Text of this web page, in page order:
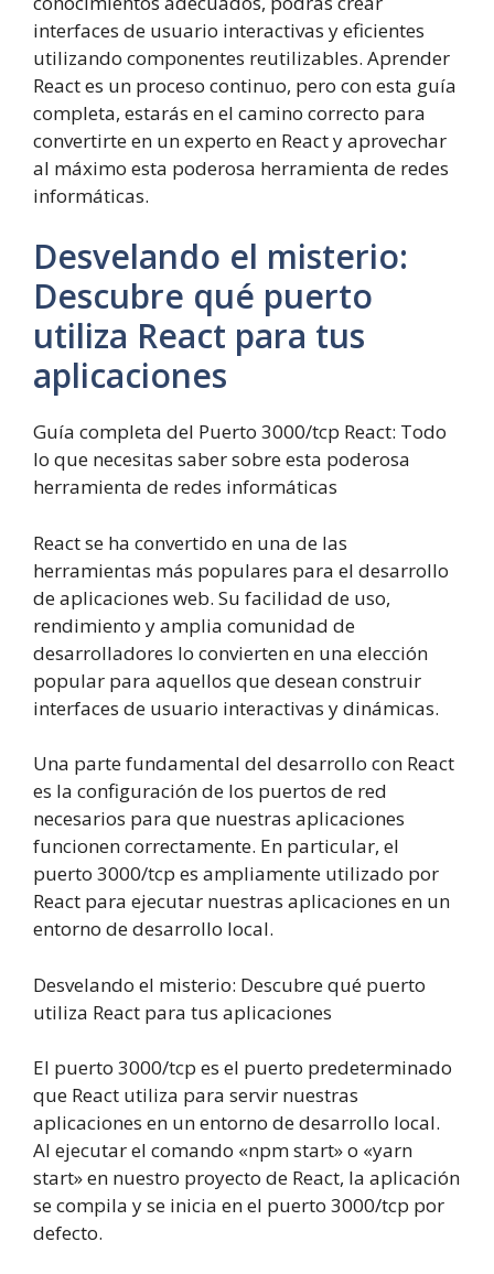
interfaces de usuario interactivas y eficientes
utilizando componentes reutilizables. Aprender
React es un proceso continuo, pero con esta guía
completa, estarás en el camino correcto para
convertirte en un experto en React y aprovechar
al máximo esta poderosa herramienta de redes
informáticas.
Desvelando el misterio:
Descubre qué puerto
utiliza React para tus
aplicaciones
Guía completa del Puerto 3000/tcp React: Todo
lo que necesitas saber sobre esta poderosa
herramienta de redes informáticas
React se ha convertido en una de las
herramientas más populares para el desarrollo
de aplicaciones web. Su facilidad de uso,
rendimiento y amplia comunidad de
desarrolladores lo convierten en una elección
popular para aquellos que desean construir
interfaces de usuario interactivas y dinámicas.
Una parte fundamental del desarrollo con React
es la configuración de los puertos de red
necesarios para que nuestras aplicaciones
funcionen correctamente. En particular, el
puerto 3000/tcp es ampliamente utilizado por
React para ejecutar nuestras aplicaciones en un
entorno de desarrollo local.
Desvelando el misterio: Descubre qué puerto
utiliza React para tus aplicaciones
El puerto 3000/tcp es el puerto predeterminado
que React utiliza para servir nuestras
aplicaciones en un entorno de desarrollo local.
Al ejecutar el comando «npm start» o «yarn
start» en nuestro proyecto de React, la aplicación
se compila y se inicia en el puerto 3000/tcp por
defecto.